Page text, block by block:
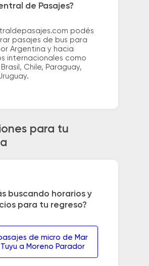
de Pasajes?
podés
pasajes de bus para
Argentina y hacia
internacionales como
Chile, Paraguay,
para tu
buscando horarios y
para tu regreso?
de micro de Mar
a Moreno Parador